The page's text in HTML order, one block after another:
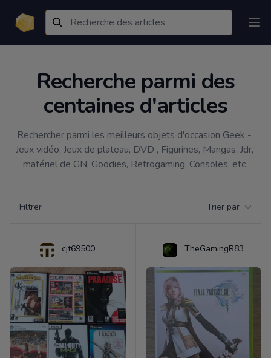
Recherche parmi des
centaines d'articles
Rechercher parmi les meilleurs objets d'occasion Geek -
Jeux vidéo, Jeux de plateau, DVD , Figurines, Mangas, Jdr,
matériel de GN, Goodies, Retrogaming, Consoles, etc
Filtrer Trier par
cjt69500 TheGamingR83